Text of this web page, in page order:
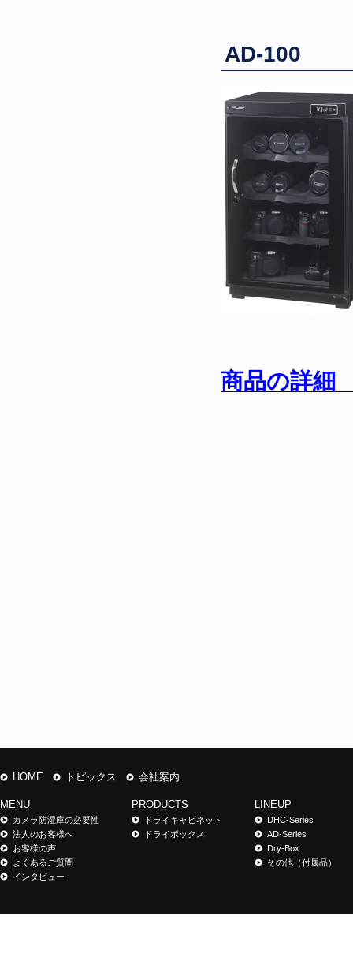
AD-100
商品の詳細
HOME トピックス 会社案内
MENU
カメラ防湿庫の必要性
法人のお客様へ
お客様の声
よくあるご質問
インタビュー
PRODUCTS
ドライキャビネット
ドライボックス
LINEUP
DHC-Series
AD-Series
Dry-Box
その他（付属品）